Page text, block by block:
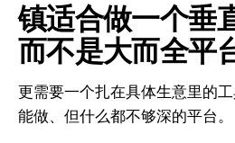
镇适合做一个垂
而不是大而全平
更需要一个扎在具体生意里的
能做、但什么都不够深的平台。